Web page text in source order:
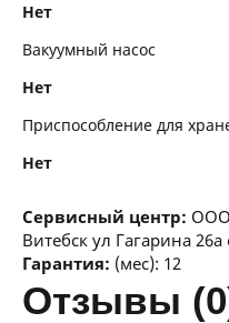
Нет
Вакуумный насос
Нет
Приспособление для
Нет
Сервисный центр: ООО
Витебск ул Гагарина 26а
Гарантия: (мес): 12
отзывы